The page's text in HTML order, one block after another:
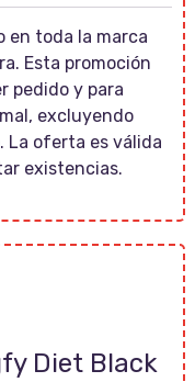
en toda la marca
Esta promoción
pedido y para
excluyendo
La oferta es válida
existencias.
Diet Black